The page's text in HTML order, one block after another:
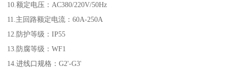
10.额定电压：AC380/220V/50Hz
11.主回路额定电流：60A-250A
12.防护等级：IP55
13.防腐等级：WF1
14.进线口规格：G2'-G3'